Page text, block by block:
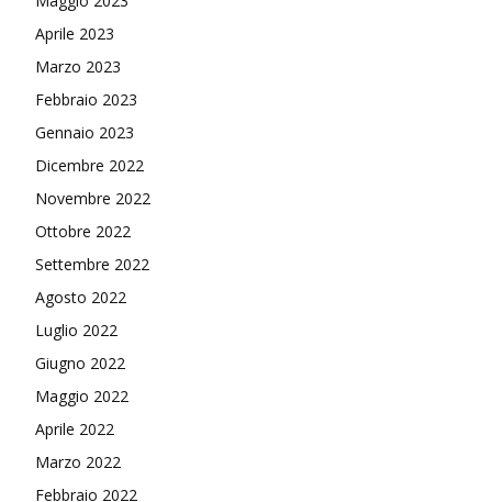
Aprile 2023
Marzo 2023
Febbraio 2023
Gennaio 2023
Dicembre 2022
Novembre 2022
Ottobre 2022
Settembre 2022
Agosto 2022
Luglio 2022
Giugno 2022
Maggio 2022
Aprile 2022
Marzo 2022
Febbraio 2022